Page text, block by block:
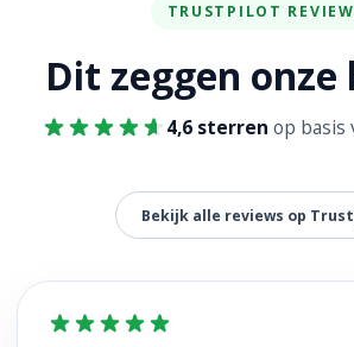
TRUSTPILOT
Dit zeggen
4,6 sterren op basis
Bekijk alle reviews op